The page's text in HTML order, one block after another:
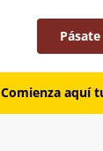
Comienza aquí